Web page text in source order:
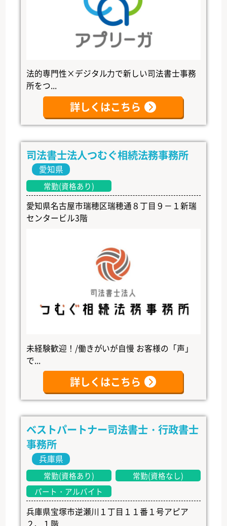
法的専門性×デジタル力で新しい司法書士事務
所をつ...
詳しくはこちら
司法書士法人つむぐ相続法務事務所
愛知県
常勤(資格あり)
愛知県名古屋市瑞穂区瑞穂通８丁目９－１新瑞
センタービル3階
未経験歓迎！/働きがいが自慢 お客様の「声」
で...
詳しくはこちら
ベストパートナー司法書士・行政書士
事務所
兵庫県
常勤(資格あり)
常勤(資格なし)
パート・アルバイト
兵庫県宝塚市逆瀬川１丁目１１番１号アピア
２、１階